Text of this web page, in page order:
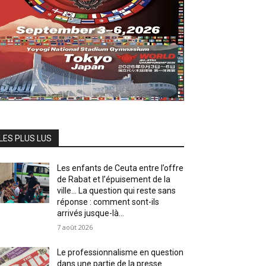
PLUS LUS
Les enfants de Ceuta entre l’offre
de Rabat et l’épuisement de la
ville… La question qui reste sans
réponse : comment sont-ils
arrivés jusque-là...
7 août 2026
Le professionnalisme en question
dans une partie de la presse